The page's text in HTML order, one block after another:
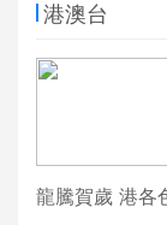
港澳台
龍騰賀歲 港各